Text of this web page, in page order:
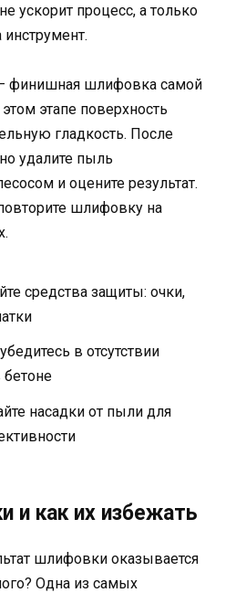
ускорит процесс, а только
инструмент.
финишная шлифовка самой
этапе поверхность
гладкость. После
удалите пыль
и оцените результат.
шлифовку на
средства защиты: очки,
в отсутствии
насадки от пыли для
и как их избежать
шлифовки оказывается
Одна из самых